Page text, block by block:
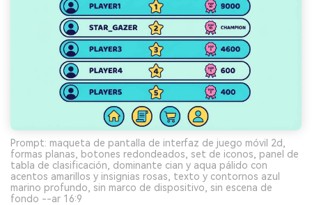
Prompt: maqueta de pantalla de interfaz de juego móvil 2d,
formas planas, botones redondeados, set de iconos, panel de
tabla de clasificación, dominante cian y aqua pálido con
acentos amarillos y insignias rosas, texto y contornos azul
marino profundo, sin marco de dispositivo, sin escena de
fondo --ar 16:9